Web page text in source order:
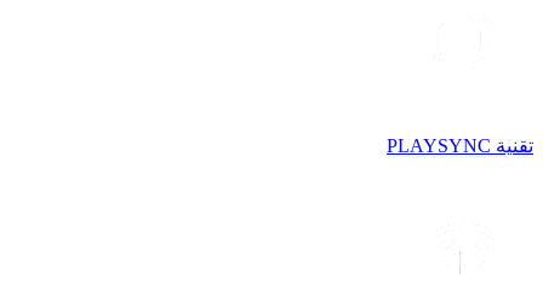
تقنية PLAYSYNC